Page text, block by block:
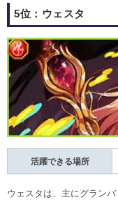
5位：ウェスタ
活躍できる場所
ウェスタは、主にグラン